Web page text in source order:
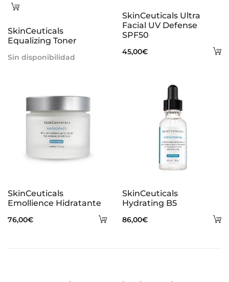
Leer
SkinCeuticals
Equalizing Toner
Sin disponibilidad
SkinCeuticals Ultra
Facial UV Defense
SPF50
45,00€
Añadir
SkinCeuticals
Emollience Hidratante
76,00€
SkinCeuticals
Hydrating B5
86,00€